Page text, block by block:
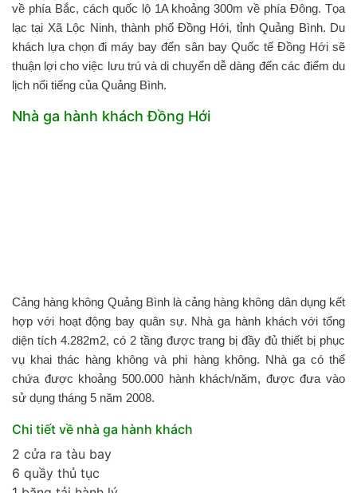
về phía Bắc, cách quốc lộ 1A khoảng 300m về phía Đông. Tọa
lạc tại Xã Lộc Ninh, thành phố Đồng Hới, tỉnh Quảng Bình. Du
khách lựa chọn đi máy bay đến sân bay Quốc tế Đồng Hới sẽ
thuận lợi cho việc lưu trú và di chuyển dễ dàng đến các điểm du
lịch nổi tiếng của Quảng Bình.
Nhà ga hành khách Đồng Hới
Cảng hàng không Quảng Bình là cảng hàng không dân dụng kết
hợp với hoạt động bay quân sự. Nhà ga hành khách với tổng
diện tích 4.282m2, có 2 tầng được trang bị đầy đủ thiết bị phục
vụ khai thác hàng không và phi hàng không. Nhà ga có thể
chứa được khoảng 500.000 hành khách/năm, được đưa vào
sử dụng tháng 5 năm 2008.
Chi tiết về nhà ga hành khách
2 cửa ra tàu bay
6 quầy thủ tục